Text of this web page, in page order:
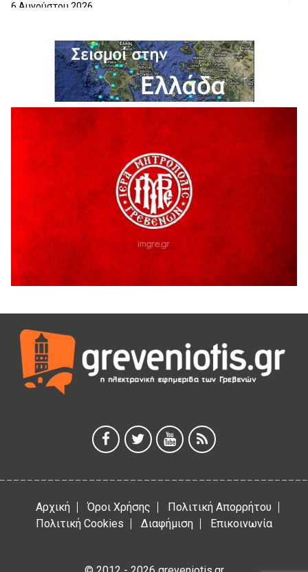
6 Αυγούστου 2026
6 Αυγούστου 2026
Ολοκληρώνεται η ασφαλτόστρωση της οδού Περιβόλι –
6 Αυγούστου 2026
H παραδοχή λαθών είναι (και) δύναμη
5 Αυγούστου 2026
Ο ΑΝΔΡΕΑΣ ΑΣΛΑΝΙΔΗΣ ΣΥΝΕΧΙΖΕΙ ΣΤΟΝ ΠΡΩΤΕΑ
ΓΡΕΒΕΝΩΝ
5 Αυγούστου 2026
Ευχαριστήριο Εκπολιτιστικού Συλλόγου Ταξιάρχη προς κ.
Παρασχάκη Αθανάσιο
5 Αυγούστου 2026
Διακοπή υδροδότησης του Α΄ κλάδου ύδρευσης
5 Αυγούστου 2026
Θερινό Σινεμά στο πλαίσιο του «Πολιτιστικού
Καλοκαιριού 2026» με την βραβευμένη ταινία «Μικρές
Ανάσες».
5 Αυγούστου 2026
5 Αυγούστου 2026
Αρχική Όροι Χρήσης
Πολιτική Απορρήτου
Πολιτική Cookies
Διαφήμιση Επικοινωνία